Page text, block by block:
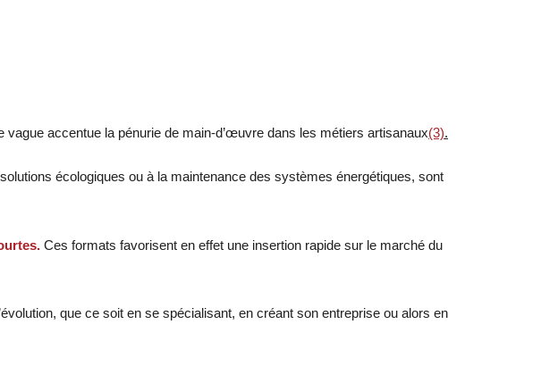
accentue la pénurie de main-d’œuvre dans les métiers artisanaux(3).
écologiques ou à la maintenance des systèmes énergétiques, sont
Ces formats favorisent en effet une insertion rapide sur le marché du
que ce soit en se spécialisant, en créant son entreprise ou alors en